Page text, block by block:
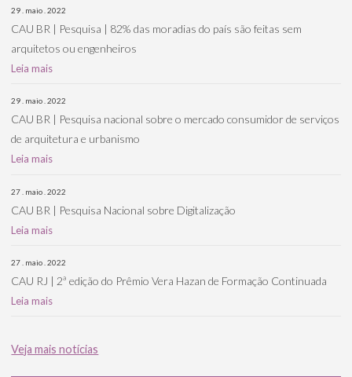
29 . maio . 2022
CAU BR | Pesquisa | 82% das moradias do país são feitas sem
arquitetos ou engenheiros
Leia mais
29 . maio . 2022
CAU BR | Pesquisa nacional sobre o mercado consumidor de serviços
de arquitetura e urbanismo
Leia mais
27 . maio . 2022
CAU BR | Pesquisa Nacional sobre Digitalização
Leia mais
27 . maio . 2022
CAU RJ | 2ª edição do Prêmio Vera Hazan de Formação Continuada
Leia mais
Veja mais notícias